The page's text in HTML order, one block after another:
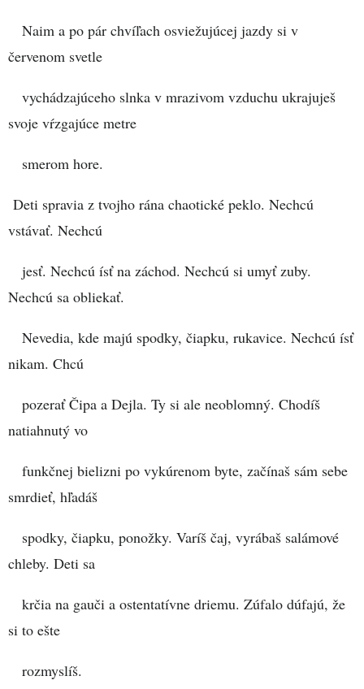
Naim a po pár chvíľach osviežujúcej jazdy si v
červenom svetle
vychádzajúceho slnka v mrazivom vzduchu ukrajuješ
svoje vŕzgajúce metre
smerom hore.
Deti spravia z tvojho rána chaotické peklo. Nechcú
vstávať. Nechcú
jesť. Nechcú ísť na záchod. Nechcú si umyť zuby.
Nechcú sa obliekať.
Nevedia, kde majú spodky, čiapku, rukavice. Nechcú ísť
nikam. Chcú
pozerať Čipa a Dejla. Ty si ale neoblomný. Chodíš
natiahnutý vo
funkčnej bielizni po vykúrenom byte, začínaš sám sebe
smrdieť, hľadáš
spodky, čiapku, ponožky. Varíš čaj, vyrábaš salámové
chleby. Deti sa
krčia na gauči a ostentatívne driemu. Zúfalo dúfajú, že
si to ešte
rozmyslíš.